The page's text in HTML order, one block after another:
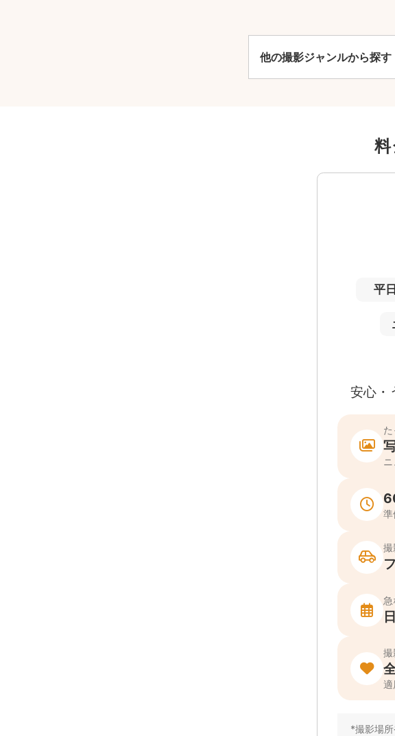
他の撮影ジャンルから探す
安心・うれしいをま
準備・片付けなど含
急な体調・天候不
*撮影場所や日時によって
ーでは遠方出張料（+3,000